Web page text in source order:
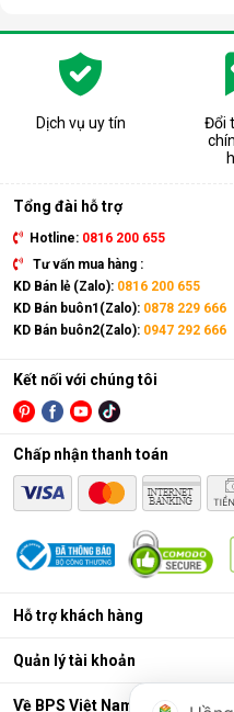
Dịch vụ uy tín
Đổi
Tổng đài hỗ trợ
Hotline: 0816 200 655
Tư vấn mua hàng :
KD Bán lẻ (Zalo): 0816 200 655
KD Bán buôn1(Zalo): 0878 229 666
KD Bán buôn2(Zalo): 0947 292 666
Hỗ trợ khách hàng
Quản lý tài khoản
Về BPS Việt Nam
Kết nối với chúng tôi
Chấp nhận thanh toán